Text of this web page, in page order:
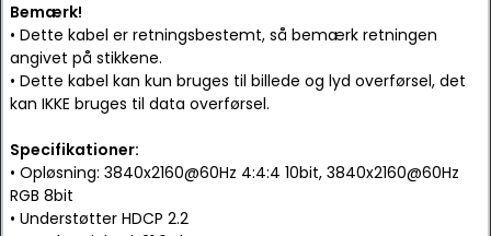
Bemærk!
• Dette kabel er retningsbestemt, så bemærk retningen
angivet på stikkene.
• Dette kabel kan kun bruges til billede og lyd overførsel, det
kan IKKE bruges til data overførsel.
Specifikationer:
• Opløsning: 3840x2160@60Hz 4:4:4 10bit, 3840x2160@60Hz
RGB 8bit
• Understøtter HDCP 2.2